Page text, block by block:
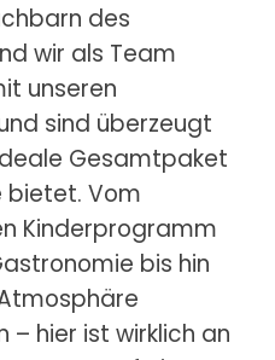
des
wir als Team
unseren
sind überzeugt
Gesamtpaket
bietet. Vom
Kinderprogramm
bis hin
– hier ist wirklich an